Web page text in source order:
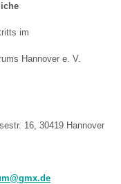
im
Hannover e. V.
16, 30419 Hannover